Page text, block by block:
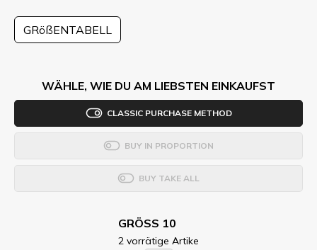
GRößENTABELL
WÄHLE, WIE DU AM LIEBSTEN EINKAUFST
CLASSIC PURCHASE METHOD
BUY IN PROPORTION
BUY TAKE ALL
GRÖSS 10
2 vorrätige Artike